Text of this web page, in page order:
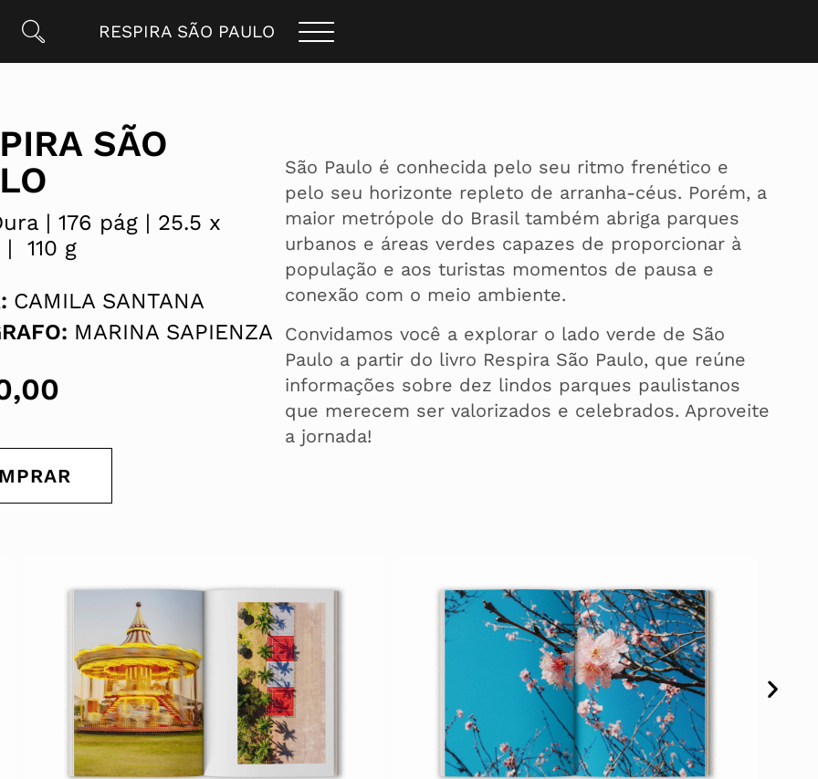
RESPIRA SÃO PAULO
SÃO
| 176 pág | 25.5 x
|
110 g
CAMILA SANTANA
MARINA SAPIENZA
São Paulo é conhecida pelo seu ritmo frenético e
pelo seu horizonte repleto de arranha-céus. Porém, a
maior metrópole do Brasil também abriga parques
urbanos e áreas verdes capazes de proporcionar à
população e aos turistas momentos de pausa e
conexão com o meio ambiente.
Convidamos você a explorar o lado verde de São
Paulo a partir do livro Respira São Paulo, que reúne
informações sobre dez lindos parques paulistanos
que merecem ser valorizados e celebrados. Aproveite
a jornada!